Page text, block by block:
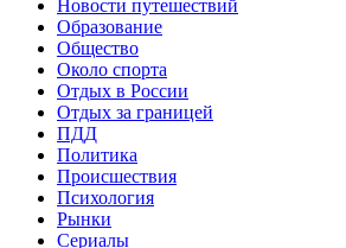
Новости путешествий
Образование
Общество
Около спорта
Отдых в России
Отдых за границей
ПДД
Политика
Происшествия
Психология
Рынки
Сериалы